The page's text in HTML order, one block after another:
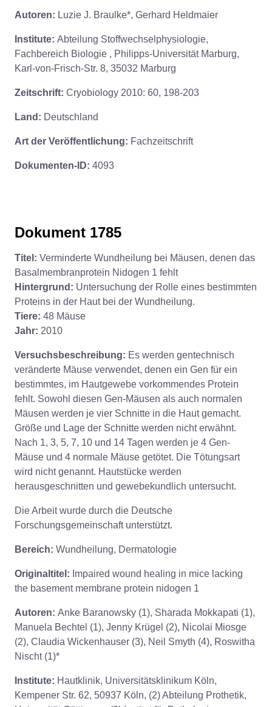
Autoren: Luzie J. Braulke*, Gerhard Heldmaier
Institute: Abteilung Stoffwechselphysiologie,
Fachbereich Biologie , Philipps-Universität Marburg,
Karl-von-Frisch-Str. 8, 35032 Marburg
Zeitschrift: Cryobiology 2010: 60, 198-203
Land: Deutschland
Art der Veröffentlichung: Fachzeitschrift
Dokumenten-ID: 4093
Dokument 1785
Titel: Verminderte Wundheilung bei Mäusen, denen das
Basalmembranprotein Nidogen 1 fehlt
Hintergrund: Untersuchung der Rolle eines bestimmten
Proteins in der Haut bei der Wundheilung.
Tiere: 48 Mäuse
Jahr: 2010
Versuchsbeschreibung: Es werden gentechnisch
veränderte Mäuse verwendet, denen ein Gen für ein
bestimmtes, im Hautgewebe vorkommendes Protein
fehlt. Sowohl diesen Gen-Mäusen als auch normalen
Mäusen werden je vier Schnitte in die Haut gemacht.
Größe und Lage der Schnitte werden nicht erwähnt.
Nach 1, 3, 5, 7, 10 und 14 Tagen werden je 4 Gen-
Mäuse und 4 normale Mäuse getötet. Die Tötungsart
wird nicht genannt. Hautstücke werden
herausgeschnitten und gewebekundlich untersucht.
Die Arbeit wurde durch die Deutsche
Forschungsgemeinschaft unterstützt.
Bereich: Wundheilung, Dermatologie
Originaltitel: Impaired wound healing in mice lacking
the basement membrane protein nidogen 1
Autoren: Anke Baranowsky (1), Sharada Mokkapati (1),
Manuela Bechtel (1), Jenny Krügel (2), Nicolai Miosge
(2), Claudia Wickenhauser (3), Neil Smyth (4), Roswitha
Nischt (1)*
Institute: Hautklinik, Universitätsklinikum Köln,
Kempener Str. 62, 50937 Köln, (2) Abteilung Prothetik,